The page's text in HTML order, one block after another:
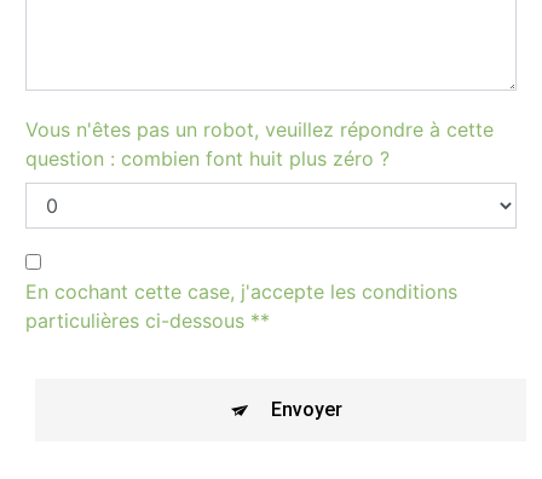
Vous n'êtes pas un robot, veuillez répondre à cette
question : combien font huit plus zéro ?
En cochant cette case, j'accepte les conditions
particulières ci-dessous **
Envoyer